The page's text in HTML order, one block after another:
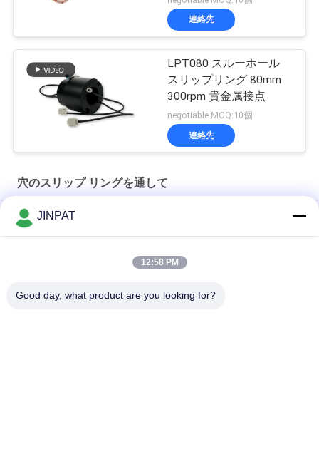
連絡先
LPT080 スルーホール
スリップリング 80mm
300rpm 貴金属接点
negotiable MOQ:10個
連絡先
穴のスリップ リングを通して
内部直径 60mm 透孔スリップリング
する信号をむなしく響く
JINPAT
12:58 PM
Good day, what product are you looking for?